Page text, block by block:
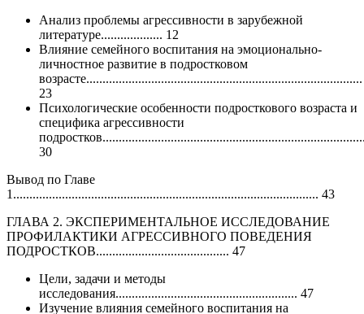
Анализ проблемы агрессивности в зарубежной
литературе................... 12
Влияние семейного воспитания на эмоционально-
личностное развитие в подростковом
возрасте.....................................................................................
23
Психологические особенности подросткового возраста и
специфика агрессивности
30
Вывод по Главе
1.............................................................................................. 43
ГЛАВА 2. ЭКСПЕРИМЕНТАЛЬНОЕ ИССЛЕДОВАНИЕ
ПРОФИЛАКТИКИ АГРЕССИВНОГО ПОВЕДЕНИЯ
ПОДРОСТКОВ......................................... 47
Цели, задачи и методы
исследования........................................................ 47
Изучение влияния семейного воспитания на